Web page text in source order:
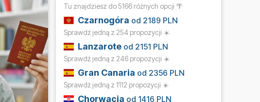
Tu znajdziesz do 5166 różnych opcji 🌴
Czarnogóra od 2189 PLN
Sprawdź jedną z 254 propozycji ☀️
Lanzarote od 2151 PLN
Sprawdź jedną z 246 propozycji ☀️
Gran Canaria od 2356 PLN
Sprawdź jedną z 1112 propozycji ☀️
Chorwacja od 1416 PLN